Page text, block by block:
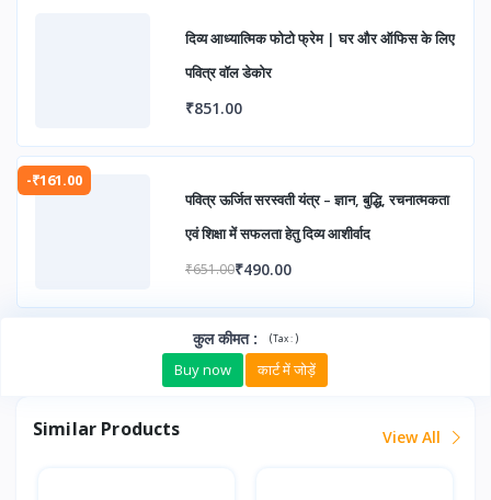
दिव्य आध्यात्मिक फोटो फ्रेम | घर और ऑफिस के लिए
पवित्र वॉल डेकोर
₹851.00
-₹161.00
पवित्र ऊर्जित सरस्वती यंत्र – ज्ञान, बुद्धि, रचनात्मकता
एवं शिक्षा में सफलता हेतु दिव्य आशीर्वाद
₹651.00₹490.00
कुल कीमत: (Tax :)
Buy now कार्ट में जोड़ें
Similar Products View All